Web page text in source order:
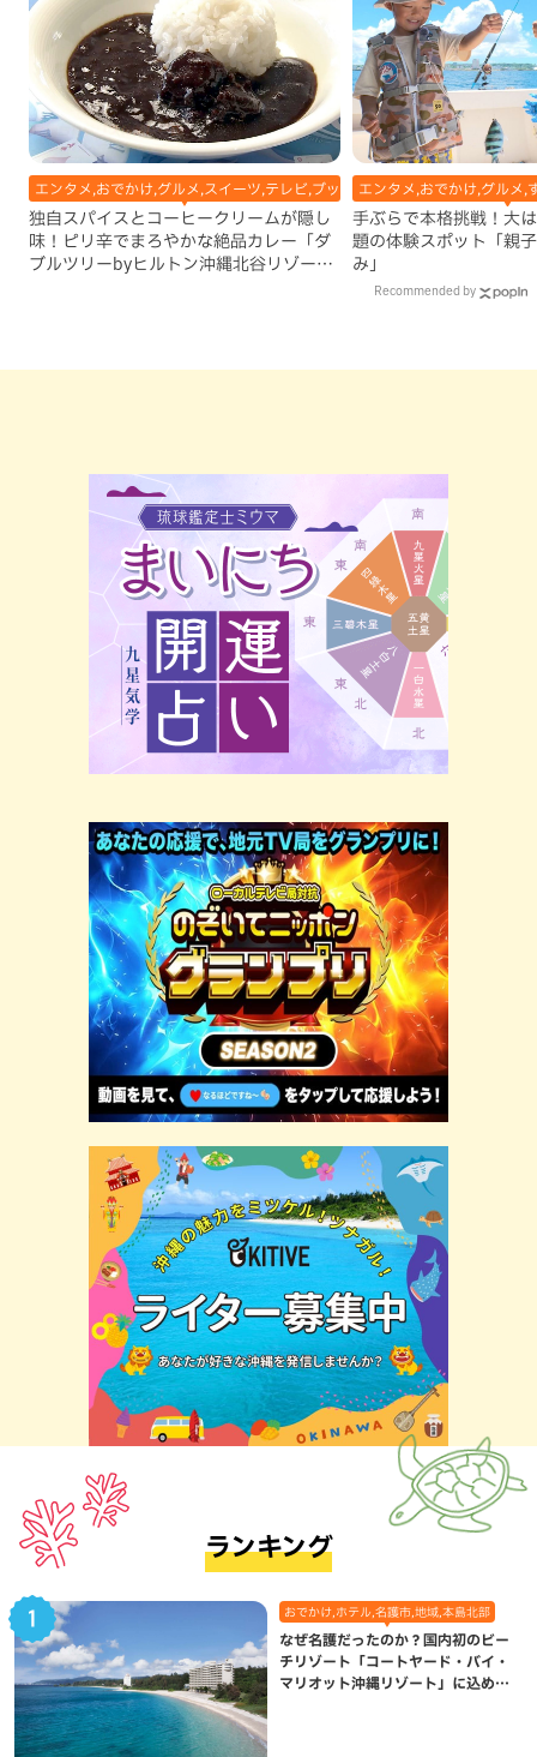
エンタメ,おでかけ,グルメ,スイーツ,テレビ,ブッフェ・バイキング,ホテル,北
独自スパイスとコーヒークリームが隠し
味！ピリ辛でまろやかな絶品カレー「ダ
ブルツリーbyヒルトン沖縄北谷リゾー
エンタメ,おでかけ,グルメ,
手ぶらで本格挑戦！大
題の体験スポット「親
み」
Recommended by
ランキング
おでかけ,ホテル,名護市,地域,本島北部
なぜ名護だったのか？国内初のビー
チリゾート「コートヤード・バイ・
マリオット沖縄リゾート」に込めら